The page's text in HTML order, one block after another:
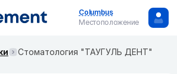
Columbus
Местоположение
Стоматология "ТАУГУЛЬ ДЕНТ"